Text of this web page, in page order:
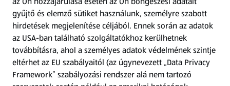
ALDI utalványok
Árcsökkentés
Adattörlő alkalmazás
gyűjtő és elemző sütiket használunk, személyre szabott
hirdetések megjelenítése céljából. Ennek során az adatok
az USA-ban található szolgáltatókhoz kerülhetnek
továbbításra, ahol a személyes adatok védelmének szintje
eltérhet az EU szabályaitól (az úgynevezett „Data Privacy
Framework” szabályozási rendszer alá nem tartozó